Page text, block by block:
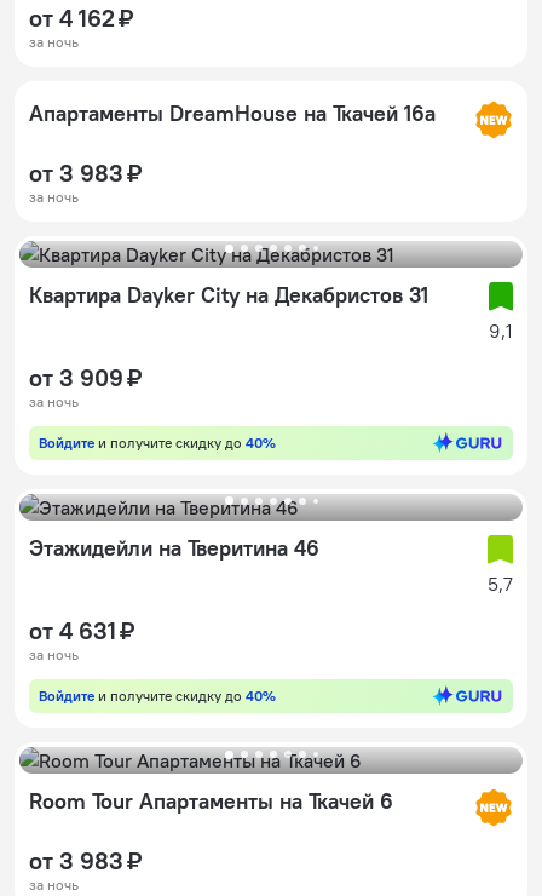
от 4 162 ₽
за ночь
Апартаменты DreamHouse на Ткачей 16а
от 3 983 ₽
за ночь
Квартира Dayker City на Декабристов 31
9,1
от 3 909 ₽
за ночь
Войдите и получите скидку до 40%
Этажидейли на Тверитина 46
5,7
от 4 631 ₽
за ночь
Войдите и получите скидку до 40%
Room Tour Апартаменты на Ткачей 6
от 3 983 ₽
за ночь